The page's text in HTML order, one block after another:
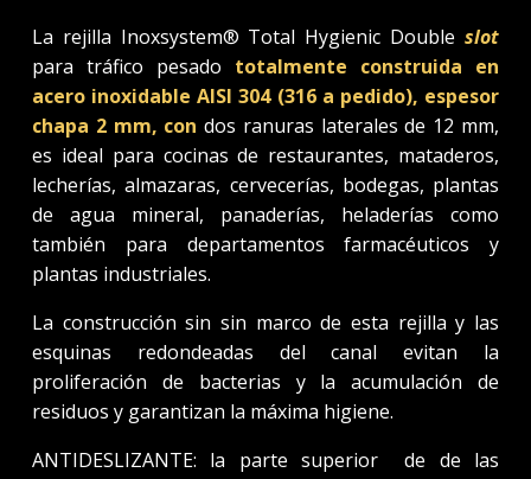
La rejilla Inoxsystem® Total Hygienic Double slot
para tráfico pesado totalmente construida en
acero inoxidable AISI 304 (316 a pedido), espesor
chapa 2 mm, condos ranuras laterales de 12 mm,
es ideal para cocinas de restaurantes, mataderos,
lecherías, almazaras, cervecerías, bodegas, plantas
de agua mineral, panaderías, heladerías como
también para departamentos farmacéuticos y
plantas industriales.
La construcción sin sin marco de esta rejilla y las
esquinas redondeadas del canal evitan la
proliferación de bacterias y la acumulación de
residuos y garantizan la máxima higiene.
ANTIDESLIZANTE: la parte superior de de las